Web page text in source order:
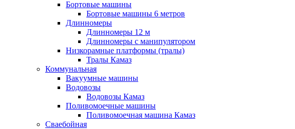
Бортовые машины
Бортовые машины 6 метров
Длинномеры
Длинномеры 12 м
Длинномеры с манипулятором
Низкорамные платформы (тралы)
Тралы Камаз
Коммунальная
Вакуумные машины
Водовозы
Водовозы Камаз
Поливомоечные машины
Поливомоечная машина Камаз
Сваебойная